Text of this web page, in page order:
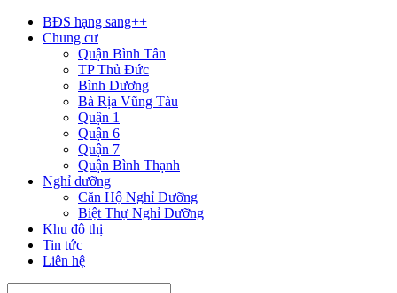
BĐS hạng sang++
Chung cư
Quận Bình Tân
TP Thủ Đức
Bình Dương
Bà Rịa Vũng Tàu
Quận 1
Quận 6
Quận 7
Quận Bình Thạnh
Nghỉ dưỡng
Căn Hộ Nghỉ Dưỡng
Biệt Thự Nghỉ Dưỡng
Khu đô thị
Tin tức
Liên hệ